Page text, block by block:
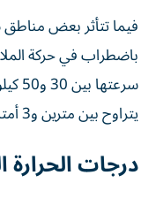
فيما تتأثر بعض
باضطراب في حركة
يتراوح بين مترين و3 أمتار.
درجات